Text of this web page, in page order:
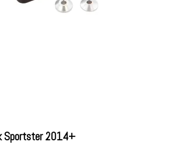
Sportster 2014+